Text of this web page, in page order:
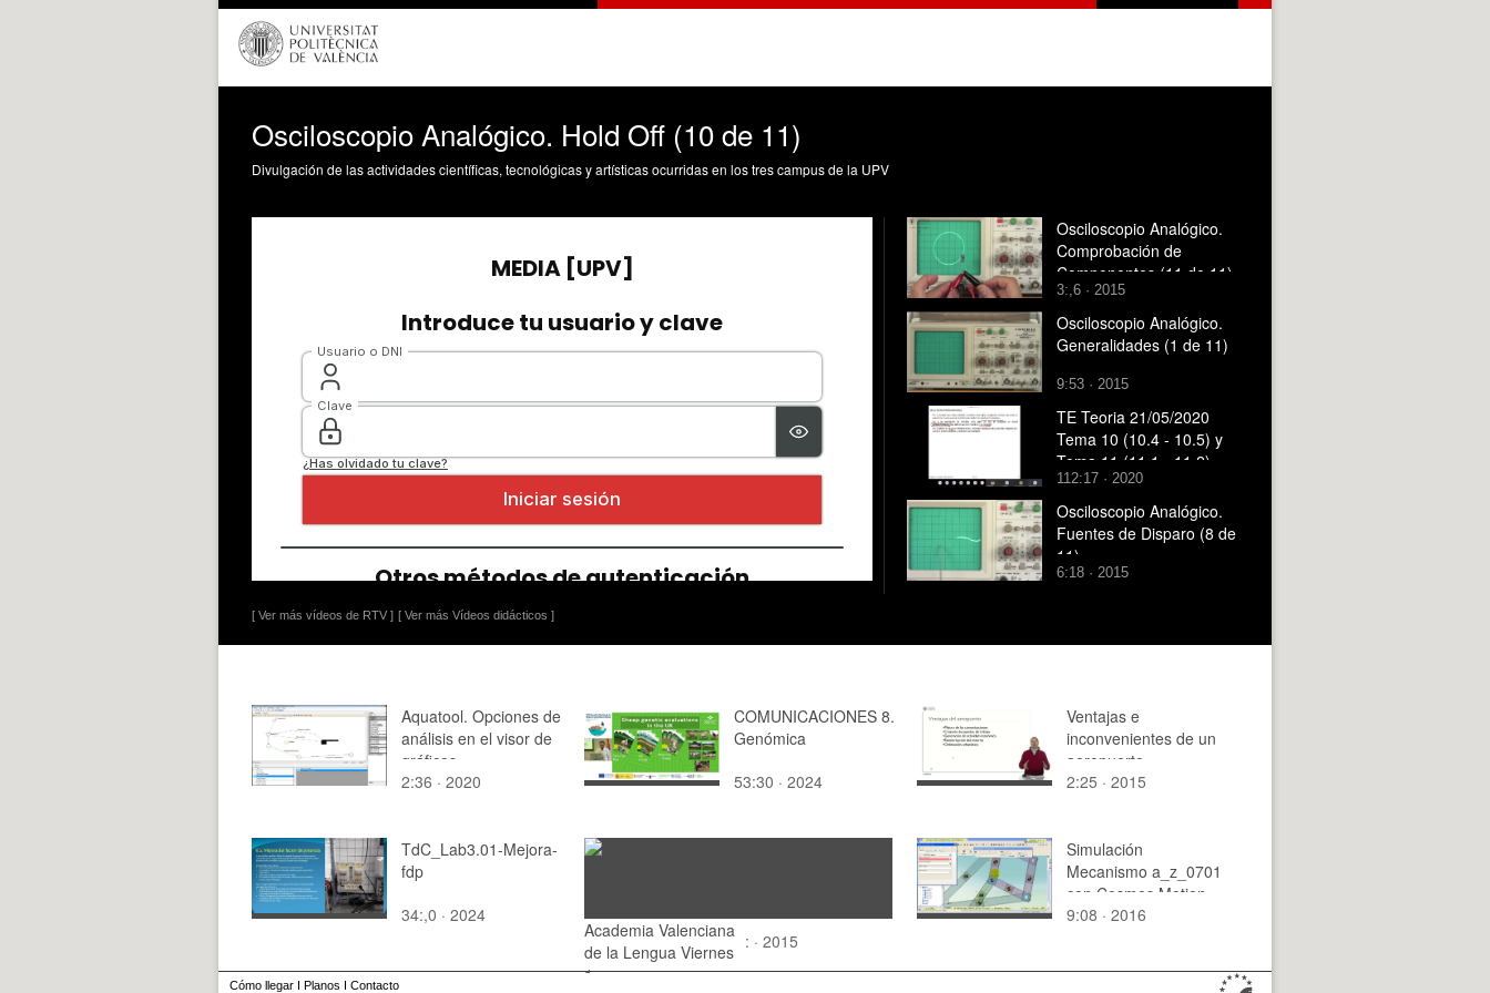
Osciloscopio Analógico. Hold Off (10 de 11)
Divulgación de las actividades científicas, tecnológicas y artísticas ocurridas en los tres campus de la UPV
[ Ver más vídeos de RTV ] [ Ver más Vídeos didácticos ]
Osciloscopio Analógico.
Comprobación de
Componentes (11 de 11)
3:,6 · 2015
Osciloscopio Analógico.
Generalidades (1 de 11)
9:53 · 2015
TE Teoria 21/05/2020
Tema 10 (10.4 - 10.5) y
Tema 11 (11.1 - 11.2)
112:17 · 2020
Osciloscopio Analógico.
Fuentes de Disparo (8 de
11)
6:18 · 2015
Aquatool. Opciones de
análisis en el visor de
gráficos.
2:36 · 2020
COMUNICACIONES 8.
Genómica
53:30 · 2024
Ventajas e
inconvenientes de un
aeropuerto
2:25 · 2015
TdC_Lab3.01-Mejora-
fdp
34:,0 · 2024
Academia Valenciana
de la Lengua Viernes
1
: · 2015
Simulación
Mecanismo a_z_0701
con Cosmos Motion -
5 de 5
9:08 · 2016
Cómo llegar I Planos I Contacto